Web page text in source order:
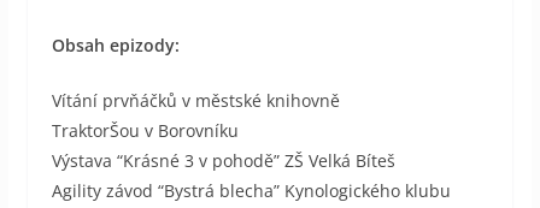
Obsah epizody:
Vítání prvňáčků v městské knihovně
TraktorŠou v Borovníku
Výstava “Krásné 3 v pohodě” ZŠ Velká Bíteš
Agility závod “Bystrá blecha” Kynologického klubu